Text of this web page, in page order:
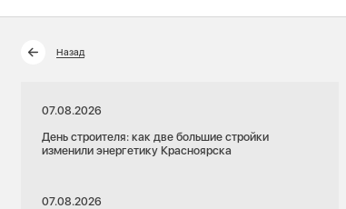
Назад
07.08.2026
День строителя: как две большие стройки
изменили энергетику Красноярска
07.08.2026